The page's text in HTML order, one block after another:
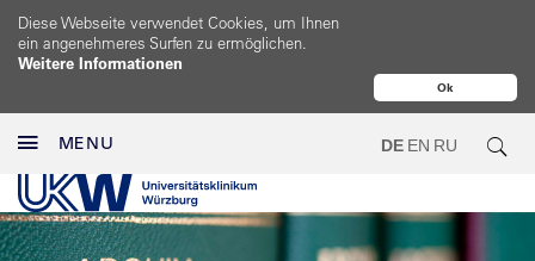
Ok
Diese Webseite verwendet Cookies, um Ihnen
ein angenehmeres Surfen zu ermöglichen.
Weitere Informationen
MENU DE EN RU